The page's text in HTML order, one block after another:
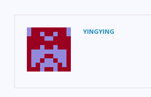
YINGYING